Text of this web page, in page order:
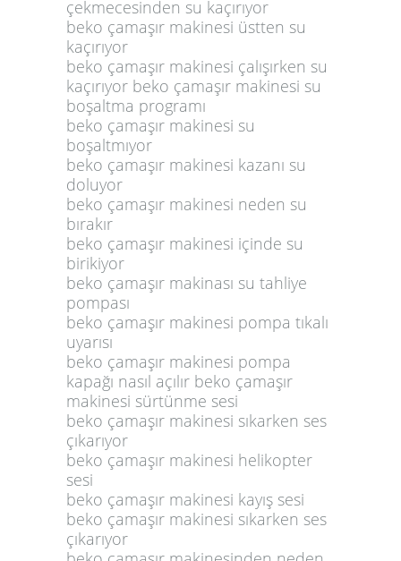
çekmecesinden su kaçırıyor
beko çamaşır makinesi üstten su
kaçırıyor
beko çamaşır makinesi çalışırken su
kaçırıyor beko çamaşır makinesi su
boşaltma programı
beko çamaşır makinesi su
boşaltmıyor
beko çamaşır makinesi kazanı su
doluyor
beko çamaşır makinesi neden su
bırakır
beko çamaşır makinesi içinde su
birikiyor
beko çamaşır makinası su tahliye
pompası
beko çamaşır makinesi pompa tıkalı
uyarısı
beko çamaşır makinesi pompa
kapağı nasıl açılır beko çamaşır
makinesi sürtünme sesi
beko çamaşır makinesi sıkarken ses
çıkarıyor
beko çamaşır makinesi helikopter
sesi
beko çamaşır makinesi kayış sesi
beko çamaşır makinesi sıkarken ses
çıkarıyor